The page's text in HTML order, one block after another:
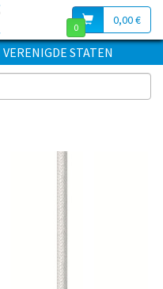
0,00 €
0
VERENIGDE STATEN